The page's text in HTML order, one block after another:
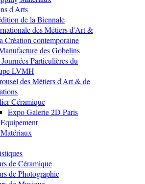
d'Arts
de la Biennale
des Métiers d'Art &
Création contemporaine
des Gobelins
Particulières du
LVMH
des Métiers d'Art & de
Céramique
Expo Galerie 2D Paris
de Céramique
de Photographie